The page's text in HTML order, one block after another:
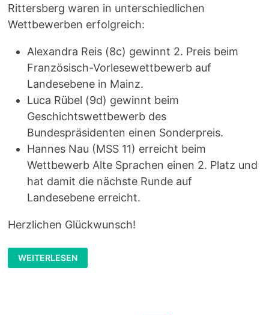
Rittersberg waren in unterschiedlichen
Wettbewerben erfolgreich:
Alexandra Reis (8c) gewinnt 2. Preis beim
Französisch-Vorlesewettbewerb auf
Landesebene in Mainz.
Luca Rübel (9d) gewinnt beim
Geschichtswettbewerb des
Bundespräsidenten einen Sonderpreis.
Hannes Nau (MSS 11) erreicht beim
Wettbewerb Alte Sprachen einen 2. Platz und
hat damit die nächste Runde auf
Landesebene erreicht.
Herzlichen Glückwunsch!
SCHÜLER
DES
RITTERSBERGS
WEITERLESEN